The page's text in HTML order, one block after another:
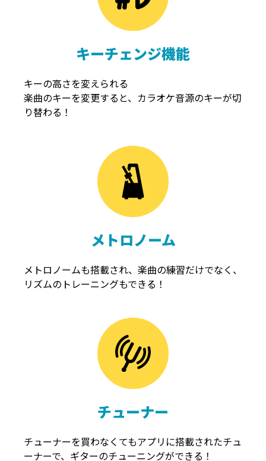
キーチェンジ機能
キーの高さを変えられる
楽曲のキーを変更すると、カラオケ音源のキーが切
り替わる！
メトロノーム
メトロノームも搭載され、楽曲の練習だけでなく、
リズムのトレーニングもできる！
チューナー
チューナーを買わなくてもアプリに搭載されたチュ
ーナーで、ギターのチューニングができる！